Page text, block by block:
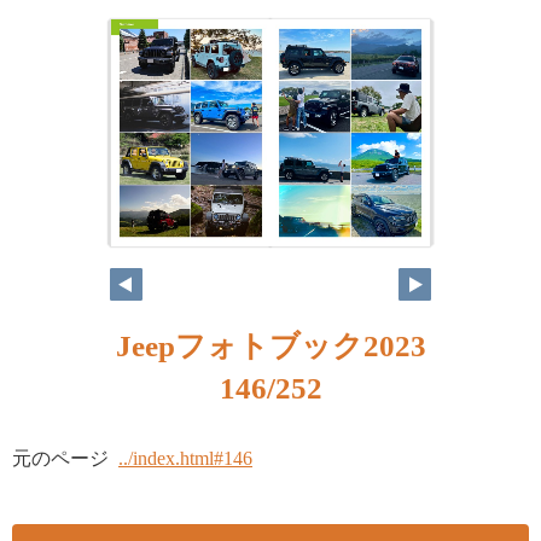
Jeepフォトブック2023
146/252
元のページ ../index.html#146